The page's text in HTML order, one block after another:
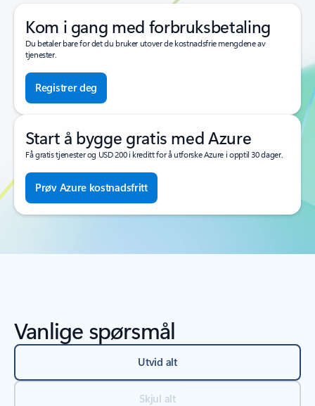
Kom i gang med forbruksbetaling
Du betaler bare for det du bruker utover de kostnadsfrie mengdene av
tjenester.
Registrer deg
Start å bygge gratis med Azure
Få gratis tjenester og USD 200 i kreditt for å utforske Azure i opptil 30 dager.
Prøv Azure kostnadsfritt
Vanlige spørsmål
Utvid alt
Skjul alt